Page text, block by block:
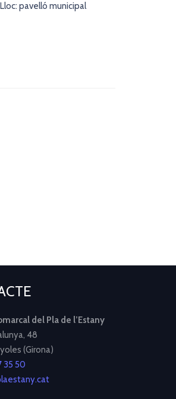
pavelló municipal
del Pla de l’Estany
48
(Girona)
35 50